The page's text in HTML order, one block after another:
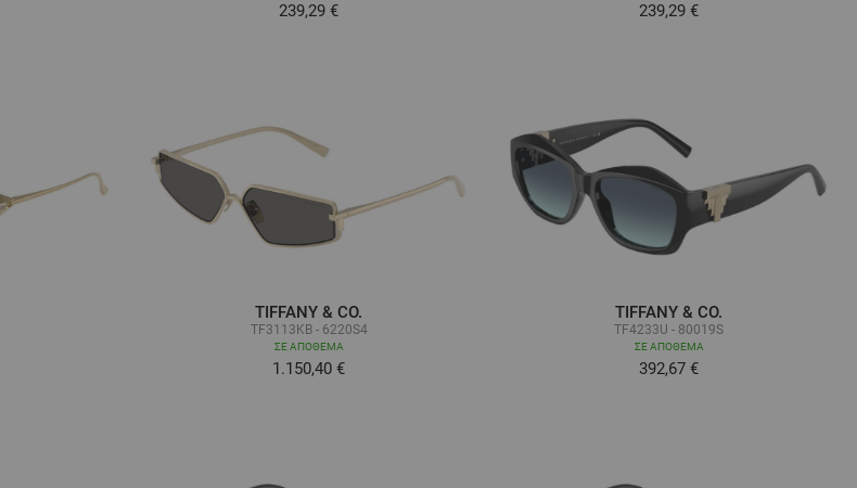
239,29 € 239,29 €
TIFFANY & CO.
TF3113KB - 6220S4
ΣΕ ΑΠΌΘΕΜΑ
1.150,40 €
TIFFANY & CO.
TF4233U - 80019S
ΣΕ ΑΠΌΘΕΜΑ
392,67 €